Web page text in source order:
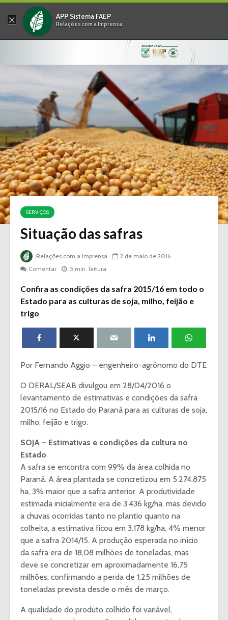
× APP Sistema FAEP
Relações com a Imprensa
SERVIÇOS
Situação das safras
Relações com a Imprensa
2 de maio de 2016
Comentar
5 min. leitura
Confira as condições da safra 2015/16 em todo o
Estado para as culturas de soja, milho, feijão e
trigo
Por Fernando Aggio – engenheiro-agrônomo do DTE
O DERAL/SEAB divulgou em 28/04/2016 o
levantamento de estimativas e condições da safra
2015/16 no Estado do Paraná para as culturas de soja,
milho, feijão e trigo.
SOJA – Estimativas e condições da cultura no
Estado
A safra se encontra com 99% da área colhida no
Paraná. A área plantada se concretizou em 5.274.875
ha, 3% maior que a safra anterior. A produtividade
estimada inicialmente era de 3.436 kg/ha, mas devido
a chuvas ocorridas tanto no plantio quanto na
colheita, a estimativa ficou em 3.178 kg/ha, 4% menor
que a safra 2014/15. A produção esperada no início
da safra era de 18,08 milhões de toneladas, mas
deve se concretizar em aproximadamente 16,75
milhões, confirmando a perda de 1,25 milhões de
toneladas prevista desde o mês de março.
A qualidade do produto colhido foi variável,